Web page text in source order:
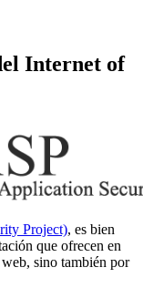
Internet of
Project), es bien
que ofrecen en
sino también por